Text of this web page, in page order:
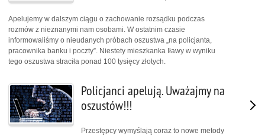
Apelujemy w dalszym ciągu o zachowanie rozsądku podczas
rozmów z nieznanymi nam osobami. W ostatnim czasie
informowaliśmy o nieudanych próbach oszustwa „na policjanta,
pracownika banku i poczty”. Niestety mieszkanka Iławy w wyniku
tego oszustwa straciła ponad 100 tysięcy złotych.
Policjanci apelują. Uważajmy na
oszustów!!!
Przestępcy wymyślają coraz to nowe metody